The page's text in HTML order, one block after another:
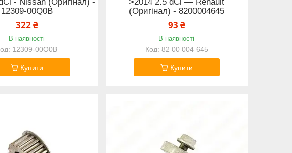
12309-00Q0B
322 ₴
В наявності
12309-00Q0B
Купити
(Оригінал) - 8200004645
93 ₴
В наявності
82 00 004 645
Купити